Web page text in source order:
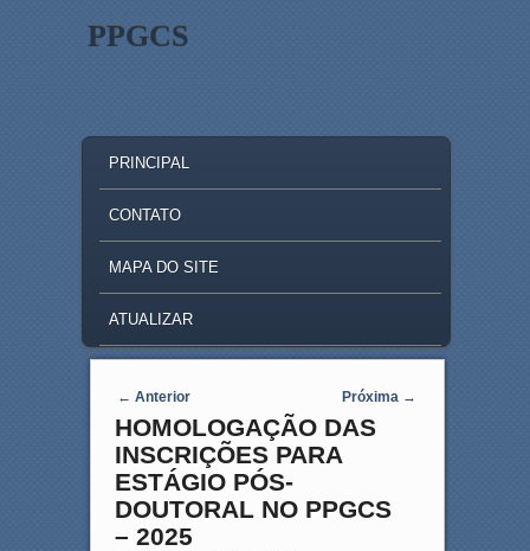
PPGCS
SKIP TO PRIMARY CONTENT
SKIP TO SECONDARY CONTENT
PRINCIPAL
CONTATO
MAPA DO SITE
ATUALIZAR
Post navigation
← Anterior Próxima →
HOMOLOGAÇÃO DAS
INSCRIÇÕES PARA
ESTÁGIO PÓS-
DOUTORAL NO PPGCS
– 2025